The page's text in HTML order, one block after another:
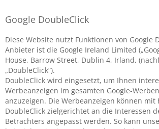
Google DoubleClick
Diese Website nutzt Funktionen von Google
Anbieter ist die Google Ireland Limited
House, Barrow Street, Dublin 4, Irland,
„DoubleClick“).
DoubleClick wird eingesetzt, um Ihnen
Werbeanzeigen im gesamten Google-
anzuzeigen. Die Werbeanzeigen können mit
DoubleClick zielgerichtet an die Interessen
Betrachters angepasst werden. So kann